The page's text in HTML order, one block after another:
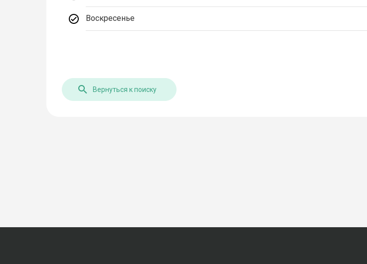
Воскресенье
Вернуться к поиску